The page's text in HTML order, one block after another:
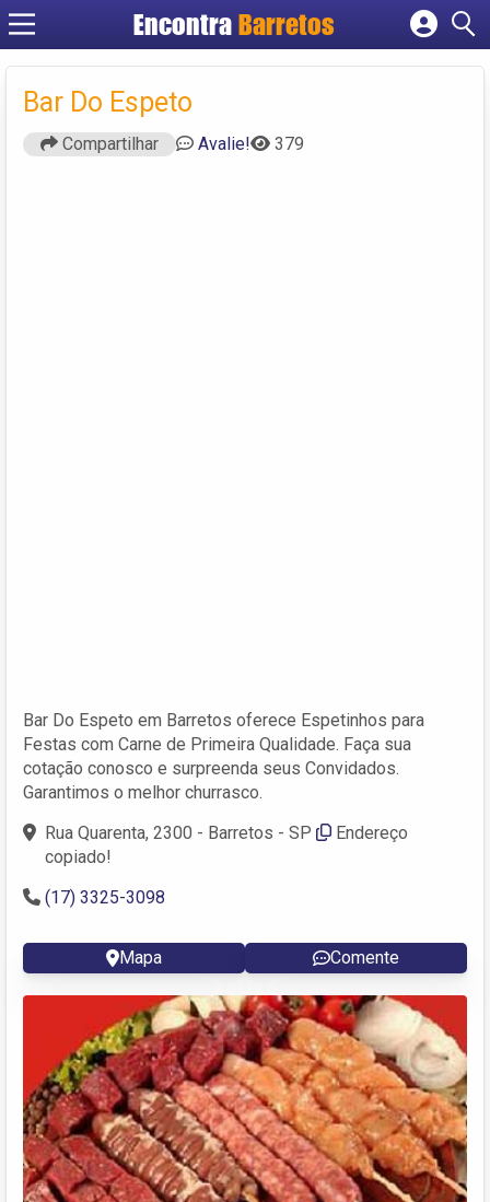
Encontra Barretos
Cadastrar empresa
Bar Do Espeto
Compartilhar Avalie! 379
Bar Do Espeto em Barretos oferece Espetinhos para
Festas com Carne de Primeira Qualidade. Faça sua
cotação conosco e surpreenda seus Convidados.
Garantimos o melhor churrasco.
Rua Quarenta, 2300 - Barretos - SP
Endereço
copiado!
(17) 3325-3098
Mapa Comente